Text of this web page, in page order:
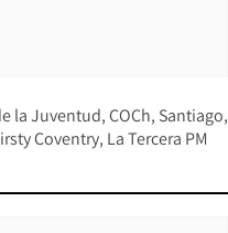
la Juventud COCh Santiago
Coventry La Tercera PM